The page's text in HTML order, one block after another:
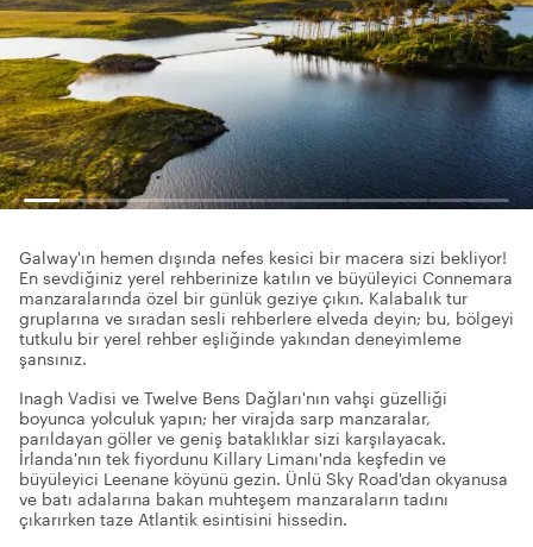
Galway'ın hemen dışında nefes kesici bir macera sizi bekliyor!
En sevdiğiniz yerel rehberinize katılın ve büyüleyici Connemara
manzaralarında özel bir günlük geziye çıkın. Kalabalık tur
gruplarına ve sıradan sesli rehberlere elveda deyin; bu, bölgeyi
tutkulu bir yerel rehber eşliğinde yakından deneyimleme
şansınız.
Inagh Vadisi ve Twelve Bens Dağları'nın vahşi güzelliği
boyunca yolculuk yapın; her virajda sarp manzaralar,
parıldayan göller ve geniş bataklıklar sizi karşılayacak.
İrlanda'nın tek fiyordunu Killary Limanı'nda keşfedin ve
büyüleyici Leenane köyünü gezin. Ünlü Sky Road'dan okyanusa
ve batı adalarına bakan muhteşem manzaraların tadını
çıkarırken taze Atlantik esintisini hissedin.